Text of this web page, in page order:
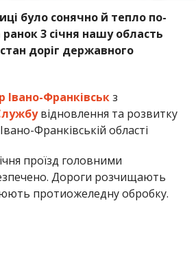
було сонячно й тепло по-
3 січня нашу область
доріг державного
Івано-Франківськз
відновлення та розвитку
Франківській області
проїзд головними
Дороги розчищають
протиожеледну обробку.